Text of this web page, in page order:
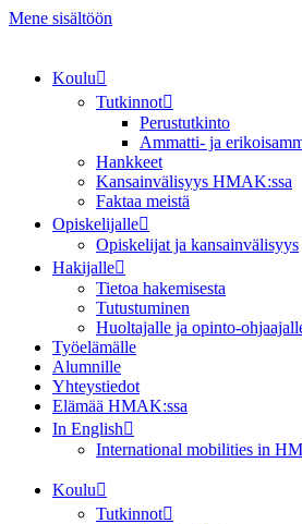
Mene sisältöön
Koulu
Tutkinnot
Perustutkinto
Ammatti- ja
Hankkeet
Kansainvälisyys HMAK:ssa
Faktaa meistä
Opiskelijalle
Opiskelijat ja kansainvälisyys
Hakijalle
Tietoa hakemisesta
Tutustuminen
Huoltajalle ja opinto-
Työelämälle
Alumnille
Yhteystiedot
Elämää HMAK:ssa
In English
International mobilities in
Koulu
Tutkinnot